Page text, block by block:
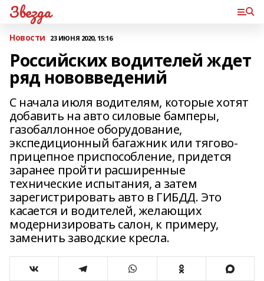
Звезда
Новости 23 ИЮНЯ 2020, 15:16
Российских водителей ждет
ряд нововведений
С начала июля водителям, которые хотят
добавить на авто силовые бамперы,
газобаллонное оборудование,
экспедиционный багажник или тягово-
прицепное приспособление, придется
заранее пройти расширенные
технические испытания, а затем
зарегистрировать авто в ГИБДД. Это
касается и водителей, желающих
модернизировать салон, к примеру,
заменить заводские кресла.